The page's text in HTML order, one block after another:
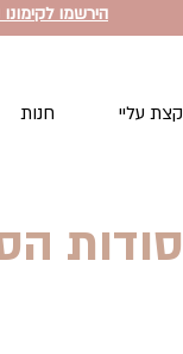
הירשמו לקימונו
קצת עליי חנות
סודות